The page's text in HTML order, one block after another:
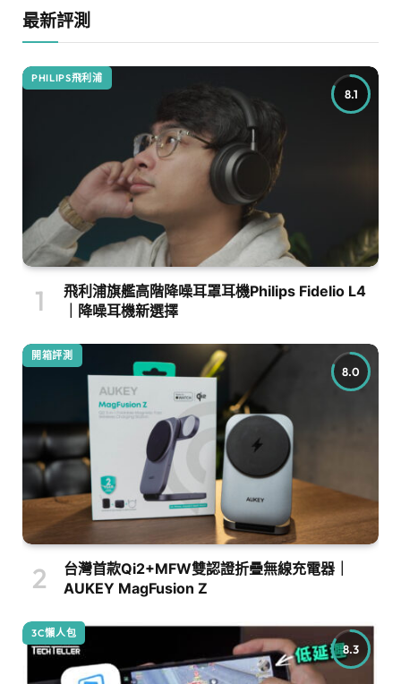
最新評測
8.1
PHILIPS飛利浦
飛利浦旗艦高階降噪耳罩耳機Philips Fidelio L4
｜降噪耳機新選擇
8.0
開箱評測
台灣首款Qi2+MFW雙認證折疊無線充電器｜
AUKEY MagFusion Z
8.3
3C懶人包